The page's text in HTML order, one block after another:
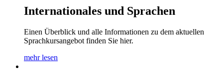
Internationales und Sprachen
Einen Überblick und alle Informationen zu dem aktuellen
Sprachkursangebot finden Sie hier.
mehr lesen